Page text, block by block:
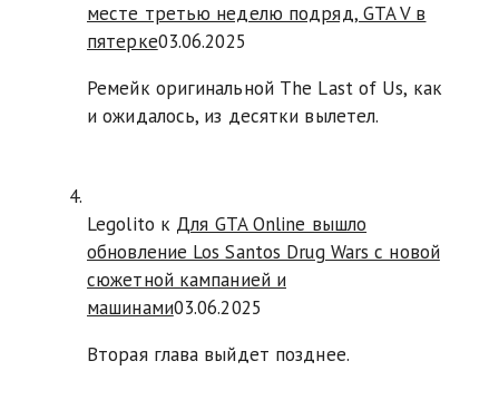
месте третью неделю подряд, GTA V в
пятерке03.06.2025
Ремейк оригинальной The Last of Us, как
и ожидалось, из десятки вылетел.
Legolito к Для GTA Online вышло
обновление Los Santos Drug Wars с новой
сюжетной кампанией и
машинами03.06.2025
Вторая глава выйдет позднее.